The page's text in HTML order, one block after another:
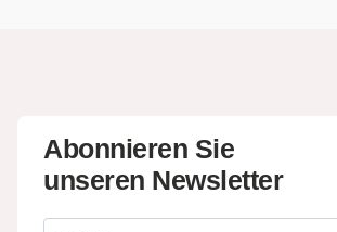
Abonnieren Sie
unseren Newsletter